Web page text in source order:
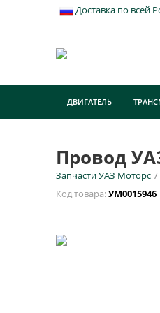
Доставка по всей
ДВИГАТЕЛЬ
Провод
Запчасти УАЗ Моторс /
Код товара:УМ0015946